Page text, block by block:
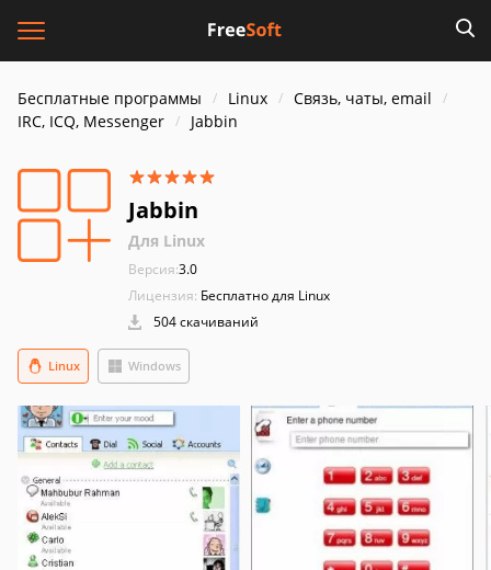
Бесплатные программы Linux
Связь, чаты, email
IRC, ICQ, Messenger
Jabbin
Jabbin
Для Linux
Версия:3.0
Лицензия: Бесплатно для Linux
504 скачиваний
Windows
Linux